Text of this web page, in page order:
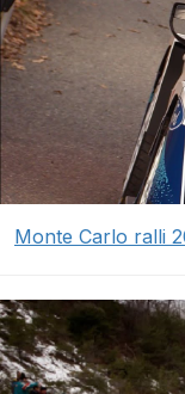
Monte Carlo ralli